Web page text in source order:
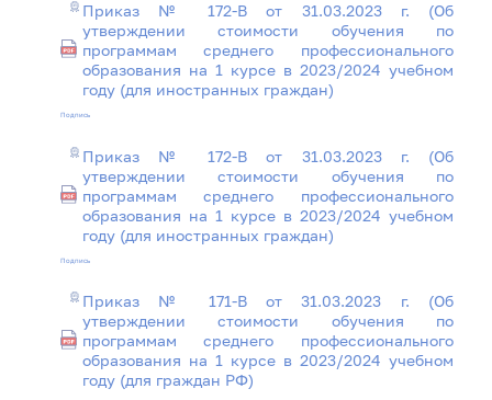
Приказ № 172-В от 31.03.2023 г. (Об
утверждении стоимости обучения по
программам среднего профессионального
образования на 1 курсе в 2023/2024 учебном
году (для иностранных граждан)
Подпись
Приказ № 172-В от 31.03.2023 г. (Об
утверждении стоимости обучения по
программам среднего профессионального
образования на 1 курсе в 2023/2024 учебном
году (для иностранных граждан)
Подпись
Приказ № 171-В от 31.03.2023 г. (Об
утверждении стоимости обучения по
программам среднего профессионального
образования на 1 курсе в 2023/2024 учебном
году (для граждан РФ)